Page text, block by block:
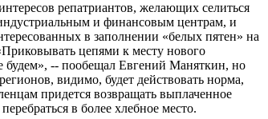
репатриантов, желающих селиться
и финансовым центрам, и
в заполнении «белых пятен» на
цепями к месту нового
будем», -- пообещал Евгений Маняткин, но
видимо, будет действовать норма,
придется возвращать выплаченное
в более хлебное место.